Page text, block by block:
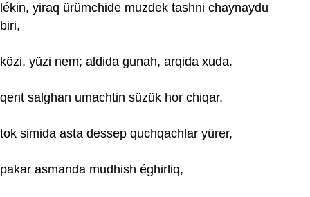
lékin, yiraq ürümchide muzdek tashni chaynaydu
biri,
közi, yüzi nem; aldida gunah, arqida xuda.
qent salghan umachtin süzük hor chiqar,
tok simida asta dessep quchqachlar yürer,
pakar asmanda mudhish éghirliq,